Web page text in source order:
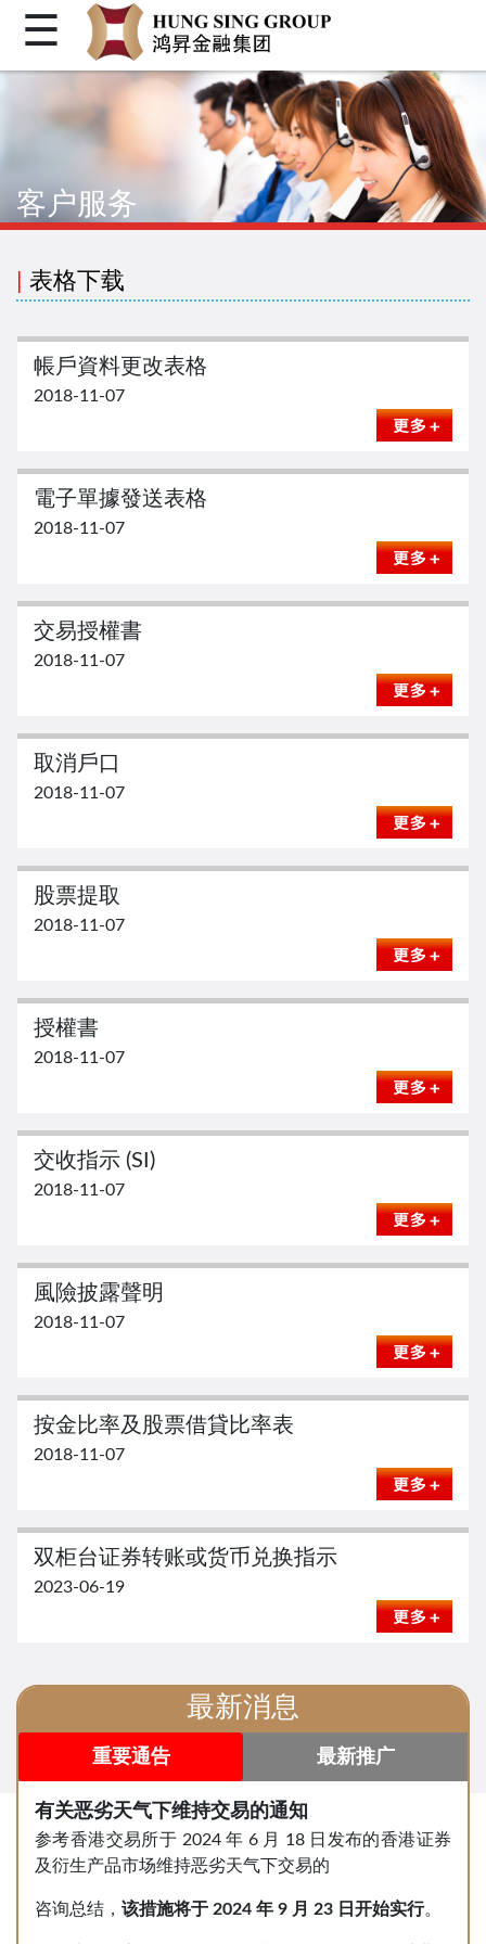
关于我们
机构金融
客户登入
繁体
简体
☰
客户服务
表格下载
帳戶資料更改表格
2018-11-07
電子單據發送表格
2018-11-07
交易授權書
2018-11-07
取消戶口
2018-11-07
股票提取
2018-11-07
授權書
2018-11-07
交收指示 (SI)
2018-11-07
風險披露聲明
2018-11-07
按金比率及股票借貸比率表
2018-11-07
双柜台证券转账或货币兑换指示
2023-06-19
最新消息
重要通告 最新推广
有关恶劣天气下维持交易的通知
参考香港交易所于 2024 年 6 月 18 日发布的香港证券
及衍生产品市场维持恶劣天气下交易的
咨询总结， 该措施将于 2024 年 9 月 23 日开始实行。